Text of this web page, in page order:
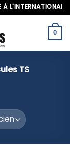
L'INTERNATIONAL,
0
TS